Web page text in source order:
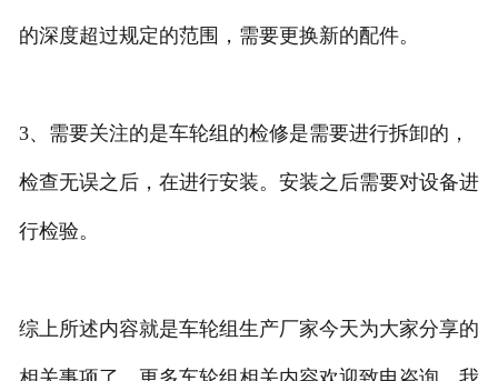
的深度超过规定的范围，需要更换新的配件。
3、需要关注的是车轮组的检修是需要进行拆卸的，
检查无误之后，在进行安装。安装之后需要对设备进
行检验。
综上所述内容就是车轮组生产厂家今天为大家分享的